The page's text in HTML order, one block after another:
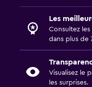
Les
Consultez
dans plus de
Visualisez le
les surprises.